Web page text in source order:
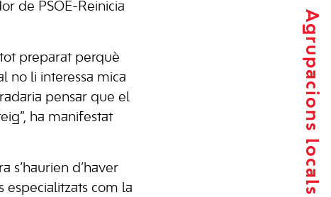
Agrupacions locals
de PSOE-Reinicia
preparat perquè
no li interessa mica
pensar que el
ha manifestat
s’haurien d’haver
especialitzats com la